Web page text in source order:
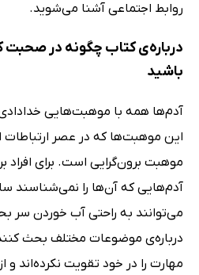
روابط اجتماعی آشنا می‌شوید.
درباره‌ی کتاب چگونه در صحبت
باشید
آدم‌ها همه با موهبت‌هایی خدادادی
این موهبت‌ها که در عصر ارتباطات
موهبت برون‌گرایی است. برای افراد
آدم‌هایی که آن‌ها را نمی‌شناسند
می‌توانند به راحتی آب خوردن سر
درباره‌ی موضوعات مختلف بحث
مهارت را در خود تقویت نکرده‌اند و